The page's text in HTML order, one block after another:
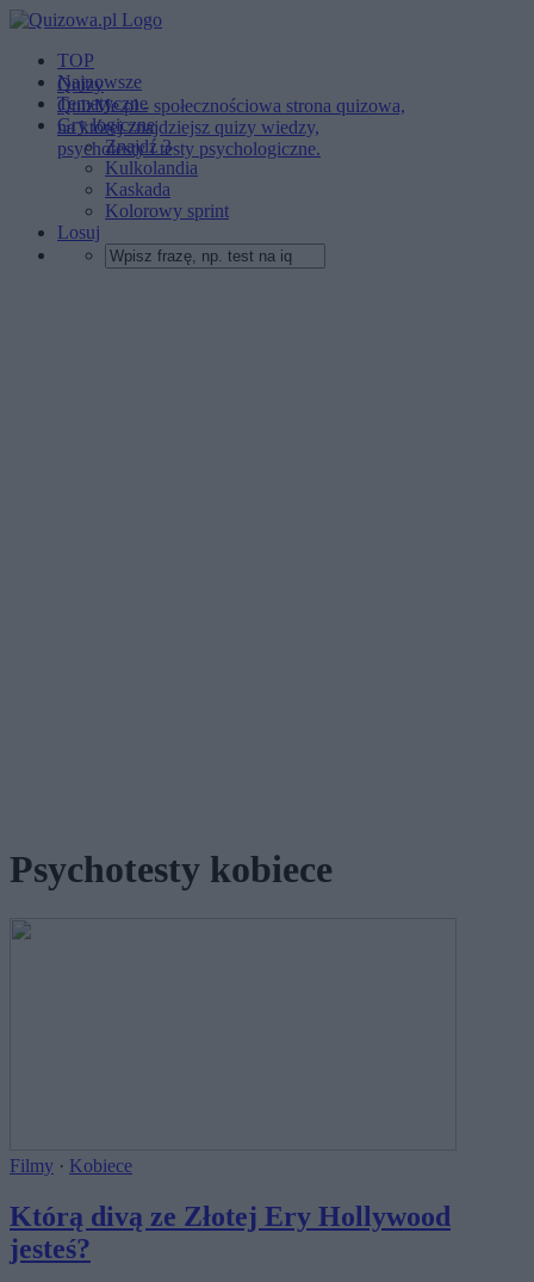
TOP
Najnowsze
Tematyczne
Gry logiczne
Znajdź 3
Kulkolandia
Kaskada
Kolorowy sprint
Losuj
Psychotesty kobiece
Filmy · Kobiece
Którą divą ze Złotej Ery Hollywood
jesteś?
Quizy
QuizMe.pl - społecznościowa strona quizowa,
na której znajdziejsz quizy wiedzy,
psychotesty i testy psychologiczne.